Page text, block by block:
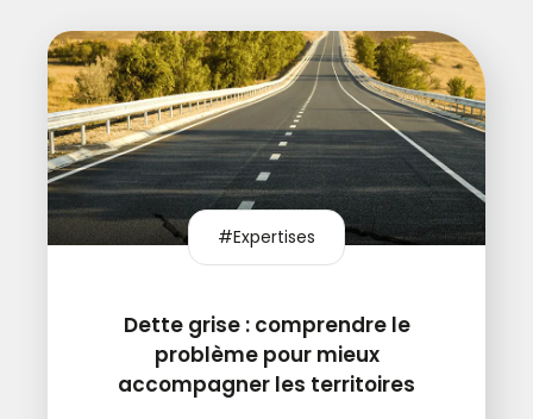
#Expertises
Dette grise : comprendre le
problème pour mieux
accompagner les territoires